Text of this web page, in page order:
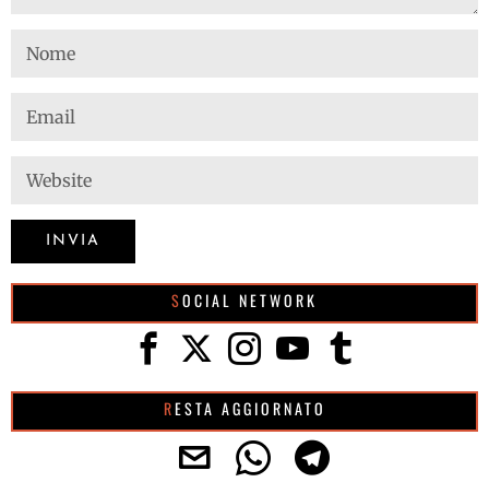
SOCIAL NETWORK
RESTA AGGIORNATO